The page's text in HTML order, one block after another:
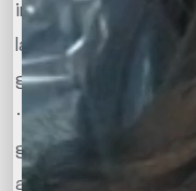
informatiche e di
la
geografici.
· Capacità di
geografiche per
all’ambiente, alla